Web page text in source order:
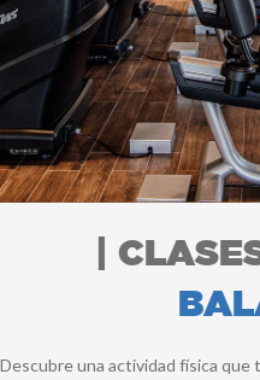
|
Descubre una actividad física